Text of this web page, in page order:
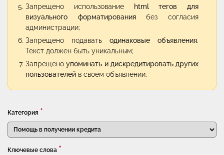
Запрещено использование
html тегов для
визуального форматированиябез согласия
администрации;
Запрещено подавать одинаковые объявления.
Текст должен быть уникальным;
Запрещеноупоминать и дискредитировать других
пользователей в своем объявлении.
Категория *
Ключевые слова *